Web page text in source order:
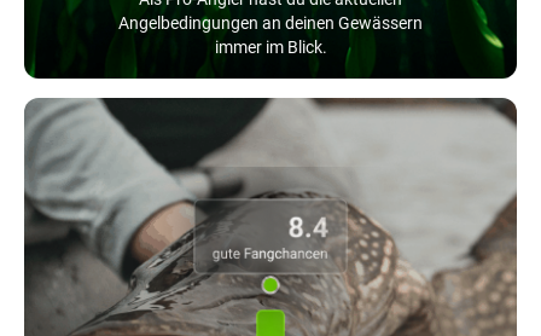
Angelbedingungen an deinen Gewässern
immer im Blick.